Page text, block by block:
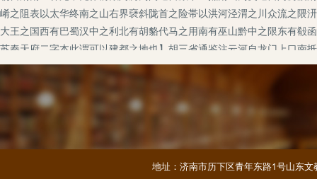
地址：济南市历下区青年东路1号山东